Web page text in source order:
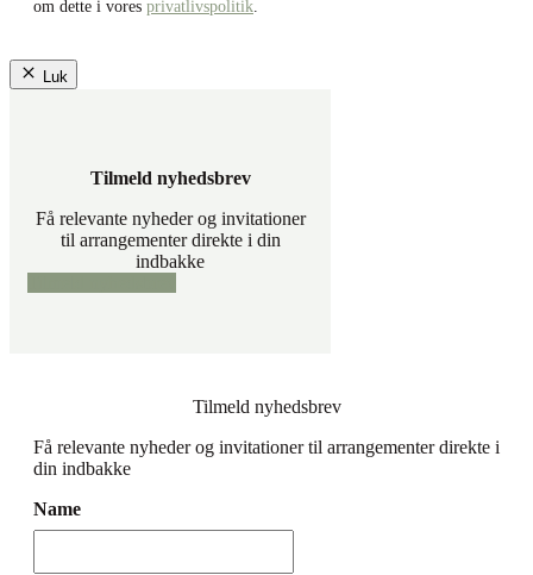
om dette i vores privatlivspolitik.
Luk
Tilmeld nyhedsbrev
Få relevante nyheder og invitationer
til arrangementer direkte i din
indbakke
Tilmeld nyhedsbrev
Få relevante nyheder og invitationer til arrangementer direkte i
din indbakke
Name